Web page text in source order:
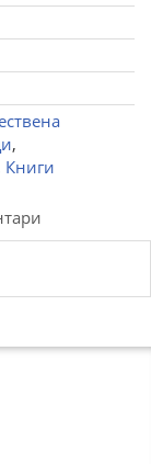
,
Книги